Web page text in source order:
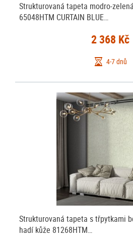
Strukturovaná tapeta modro-
65048HTM CURTAIN BLUE…
2 368 Kč
4-7 dnů
Strukturovaná tapeta s třpytkami
hadí kůže 81268HTM…